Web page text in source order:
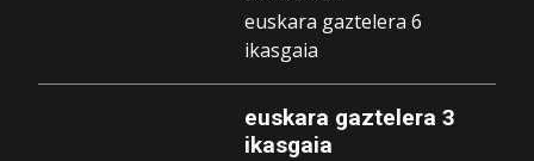
euskara gaztelera 6
ikasgaia
euskara gaztelera 3
ikasgaia